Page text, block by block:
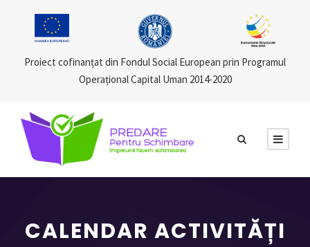
Proiect cofinanțat din Fondul Social European prin Programul
Operațional Capital Uman 2014-2020
CALENDAR ACTIVITĂȚI